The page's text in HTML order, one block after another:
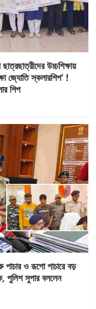
উচ্চশিক্ষায়
জ্যোতি স্কলারশিপ’ !
শিপ
ও রূপো পাচারে বড়
পুলিশ সুপার বললেন